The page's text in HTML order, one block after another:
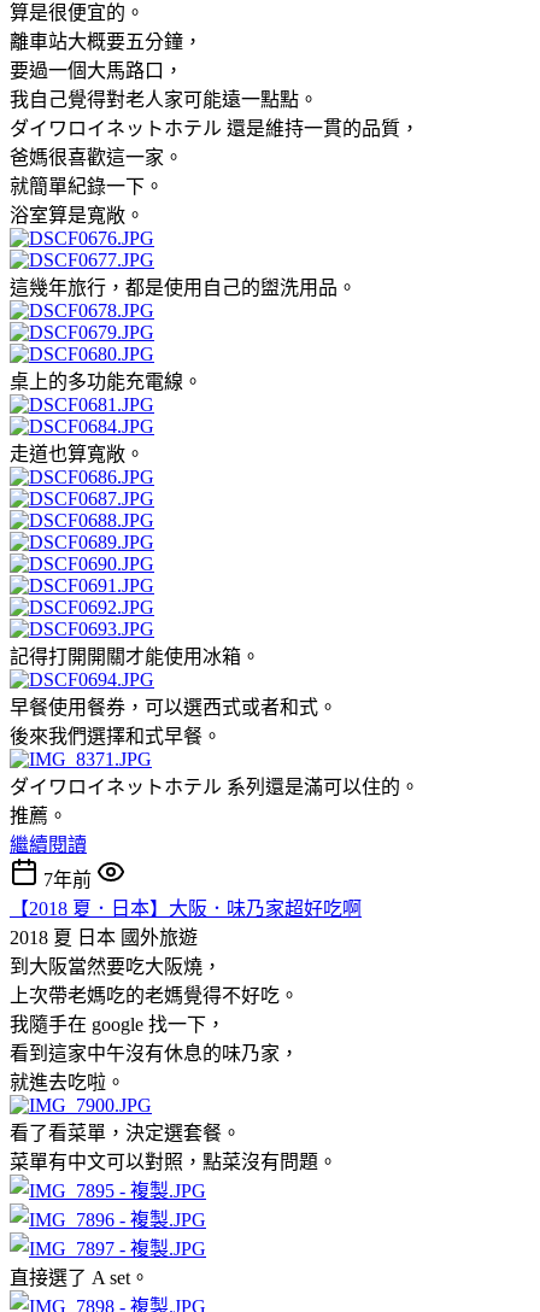
算是很便宜的。
離車站大概要五分鐘，
要過一個大馬路口，
我自己覺得對老人家可能遠一點點。
ダイワロイネットホテル 還是維持一貫的品質，
爸媽很喜歡這一家。
就簡單紀錄一下。
浴室算是寬敞。
這幾年旅行，都是使用自己的盥洗用品。
桌上的多功能充電線。
走道也算寬敞。
記得打開開關才能使用冰箱。
早餐使用餐券，可以選西式或者和式。
後來我們選擇和式早餐。
ダイワロイネットホテル 系列還是滿可以住的。
推薦。
繼續閱讀
7年前
【2018 夏．日本】大阪．味乃家超好吃啊
2018 夏 日本 國外旅遊
到大阪當然要吃大阪燒，
上次帶老媽吃的老媽覺得不好吃。
我隨手在 google 找一下，
看到這家中午沒有休息的味乃家，
就進去吃啦。
看了看菜單，決定選套餐。
菜單有中文可以對照，點菜沒有問題。
直接選了 A set。